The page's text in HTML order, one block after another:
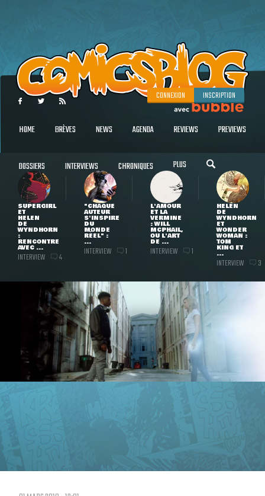
CONNEXION INSCRIPTION
HOME BRÈVES NEWS AGENDA REVIEWS PREVIEWS
DOSSIERS INTERVIEWS CHRONIQUES PLUS
SUPERGIRL
ET
HELEN
DE
WYNDHORN
:
RENCONTRE
AVEC ...
INTERVIEW 4
"CHAQUE
AUTEUR
S'INSPIRE
DU
MONDE
RÉEL" :
...
INTERVIEW 1
L'AMOUR
ET LA
VERMINE
: WILL
MCPHAIL,
OU L'ART
DE ...
INTERVIEW 1
HELEN
DE
WYNDHORN
ET
WONDER
WOMAN :
TOM
KING ET
...
INTERVIEW 3